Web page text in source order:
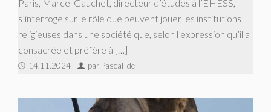
Paris, Marcel Gauchet, directeur d’études à l’EHESS,
s’interroge sur le rôle que peuvent jouer les institutions
religieuses dans une société que, selon l’expression qu’il a
consacrée et préfère à […]
14.11.2024 par Pascal Ide